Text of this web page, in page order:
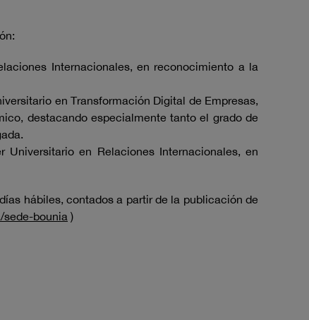
Internacionales, en reconocimiento a la
en Transformación Digital de Empresas,
destacando especialmente tanto el grado de
Universitario en Relaciones Internacionales, en
hábiles, contados a partir de la publicación de
bounia )